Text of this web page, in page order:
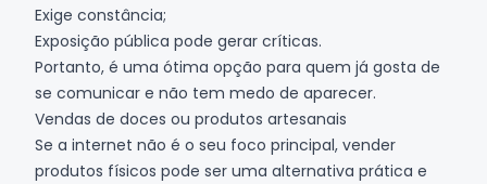
Exige constância;
Exposição pública pode gerar críticas.
Portanto, é uma ótima opção para quem já gosta de
se comunicar e não tem medo de aparecer.
Vendas de doces ou produtos artesanais
Se a internet não é o seu foco principal, vender
produtos físicos pode ser uma alternativa prática e